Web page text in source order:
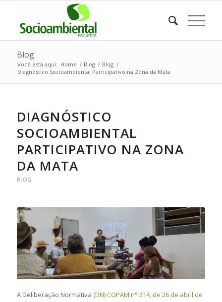
Blog
Você está aqui: Home / Blog / Blog /
Diagnóstico Socioambiental Participativo na Zona da Mata
DIAGNÓSTICO
SOCIOAMBIENTAL
PARTICIPATIVO NA ZONA
DA MATA
BLOG
A Deliberação Normativa (DN) COPAM n° 214, de 26 de abril de